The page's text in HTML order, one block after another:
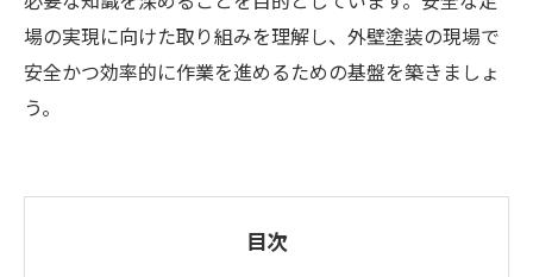
場の実現に向けた取り組みを理解し、外壁塗装の現場で
安全かつ効率的に作業を進めるための基盤を築きましょ
う。
目次